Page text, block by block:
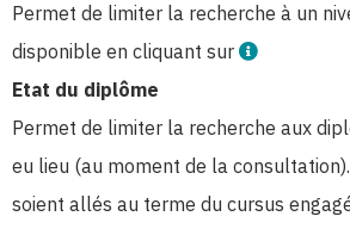
Permet de limiter la recherche à un
disponible en cliquant sur
Etat du diplôme
Permet de limiter la recherche aux
eu lieu (au moment de la
soient allés au terme du cursus